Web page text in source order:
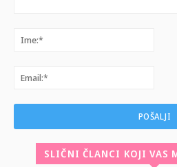
SLIČNI ČLANCI KOJI VAS